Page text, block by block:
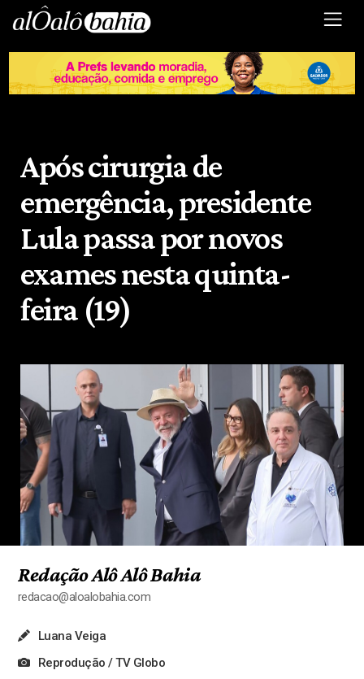
Após cirurgia de
emergência, presidente
Lula passa por novos
exames nesta quinta-
feira (19)
Redação Alô Alô Bahia
redacao@aloalobahia.com
Luana Veiga
Reprodução / TV Globo